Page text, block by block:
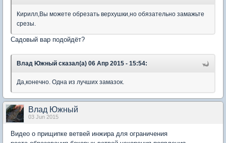
Кирилл,Вы можете обрезать верхушки,но обязательно замажьте
срезы.
Садовый вар подойдёт?
Влад Южный сказал(а) 06 Апр 2015 - 15:54:
Да,конечно. Одна из лучших замазок.
Влад Южный
03 Jun 2015
Видео о прищипке ветвей инжира для ограничения